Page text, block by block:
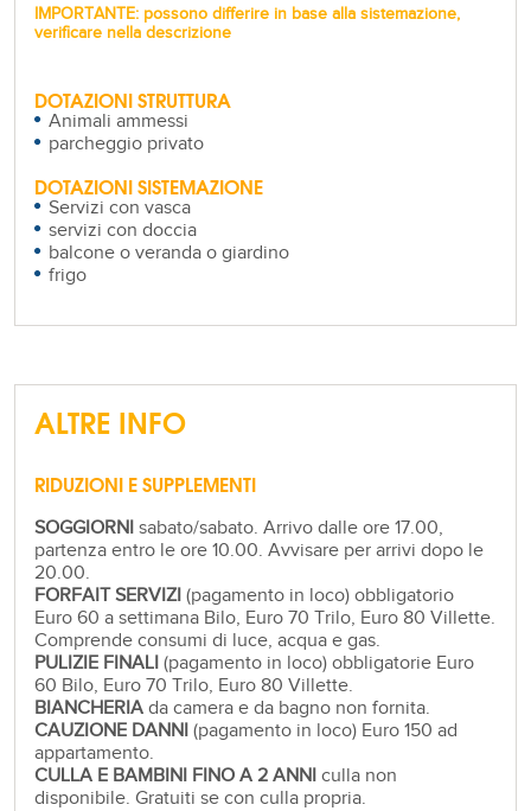
IMPORTANTE: possono differire in base alla sistemazione,
verificare nella descrizione
DOTAZIONI STRUTTURA
Animali ammessi
parcheggio privato
DOTAZIONI SISTEMAZIONE
Servizi con vasca
servizi con doccia
balcone o veranda o giardino
frigo
ALTRE INFO
RIDUZIONI E SUPPLEMENTI
SOGGIORNI sabato/sabato. Arrivo dalle ore 17.00,
partenza entro le ore 10.00. Avvisare per arrivi dopo le
20.00.
FORFAIT SERVIZI (pagamento in loco) obbligatorio
Euro 60 a settimana Bilo, Euro 70 Trilo, Euro 80 Villette.
Comprende consumi di luce, acqua e gas.
PULIZIE FINALI (pagamento in loco) obbligatorie Euro
60 Bilo, Euro 70 Trilo, Euro 80 Villette.
BIANCHERIA da camera e da bagno non fornita.
CAUZIONE DANNI (pagamento in loco) Euro 150 ad
appartamento.
CULLA E BAMBINI FINO A 2 ANNI culla non
disponibile. Gratuiti se con culla propria.